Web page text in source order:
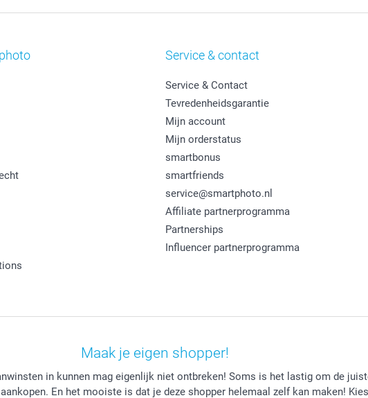
Service & contact
Service & Contact
Tevredenheidsgarantie
Mijn account
Mijn orderstatus
smartbonus
smartfriends
service@smartphoto.nl
Affiliate partnerprogramma
Partnerships
Influencer partnerprogramma
Maak je eigen shopper!
in kunnen mag eigenlijk niet ontbreken! Soms is het lastig om de
En het mooiste is dat je deze shopper helemaal zelf kan maken!